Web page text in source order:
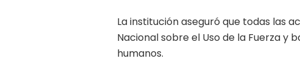
La institución aseguró que todas las
Nacional sobre el Uso de la Fuerza y
humanos.